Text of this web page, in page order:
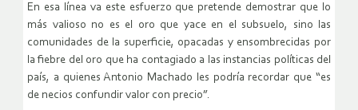
En esa línea va este esfuerzo que pretende demostrar que lo
más valioso no es el oro que yace en el subsuelo, sino las
comunidades de la superficie, opacadas y ensombrecidas por
la fiebre del oro que ha contagiado a las instancias políticas del
país, a quienes Antonio Machado les podría recordar que “es
de necios confundir valor con precio”.